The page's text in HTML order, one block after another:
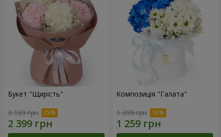
Букет "Щирість"
3 199 грн
Композиція "Галата"
1 399 грн